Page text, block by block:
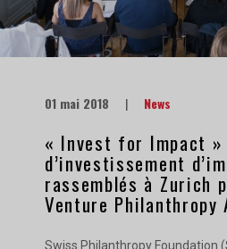
01 mai 2018 | News
« Invest for Impact »
d’investissement
rassemblés à Zurich
Venture Philanthropy
Swiss Philanthropy Foundation